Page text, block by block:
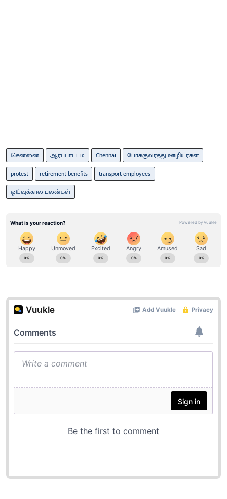
சென்னை ஆர்ப்பாட்டம் Chennai
போக்குவரத்து ஊழியர்கள்
protest
retirement benefits
transport employees
ஓய்வுக்கால பலன்கள்